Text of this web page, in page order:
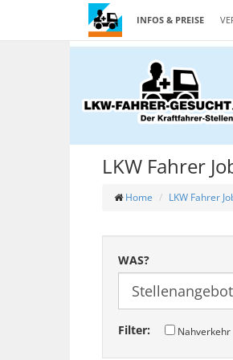
INFOS & PREISE
LKW Fahrer
Home LKW Fahrer
WAS?
Filter: Nahverkehr